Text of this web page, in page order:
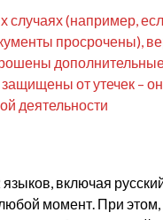
случаях (например,
просрочены),
от утечек –
деятельности
включая
момент. При